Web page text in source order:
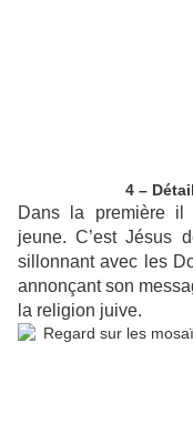
4 –
Dans la première il
jeune. C’est Jésus
sillonnant avec les
annonçant son
la religion juive.